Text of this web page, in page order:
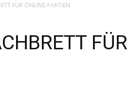
FÜR ONLINE-PARTIEN
FÜR